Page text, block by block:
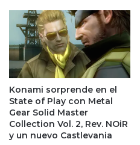
Konami sorprende en el
State of Play con Metal
Gear Solid Master
Collection Vol. 2, Rev. NOiR
y un nuevo Castlevania